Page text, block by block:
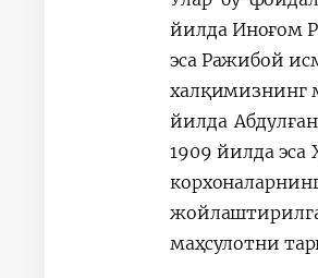
йилда Иноғом
эса Ражибой
халқимизнинг
йилда
1909 йилда
маҳсулотни